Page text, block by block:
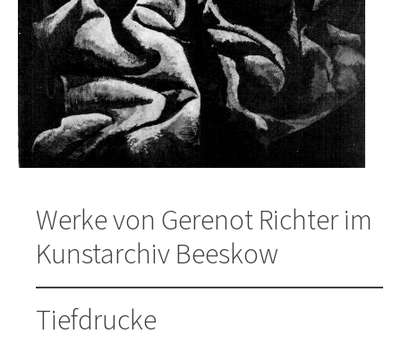
Werke von Gerenot Richter im
Kunstarchiv Beeskow
Tiefdrucke